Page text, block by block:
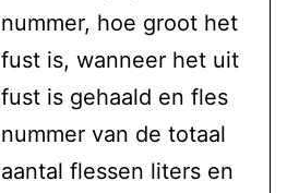
nummer, hoe groot het
fust is, wanneer het uit
fust is gehaald en fles
nummer van de totaal
aantal flessen liters en